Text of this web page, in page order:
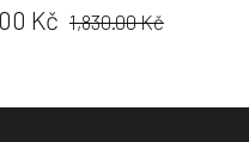
Kč Původní
1,830.00 Kč